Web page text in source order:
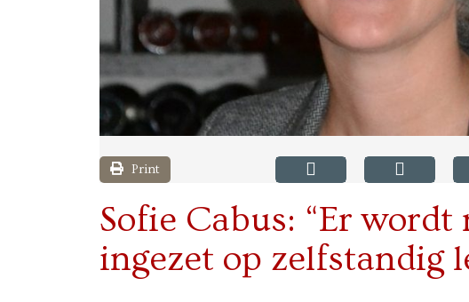
Print
Sofie Cabus: “Er
ingezet op zelfstandig